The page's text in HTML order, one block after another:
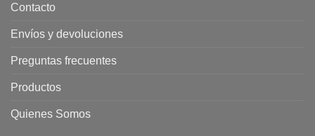
Contacto
Envíos y devoluciones
Preguntas frecuentes
Productos
Quienes Somos